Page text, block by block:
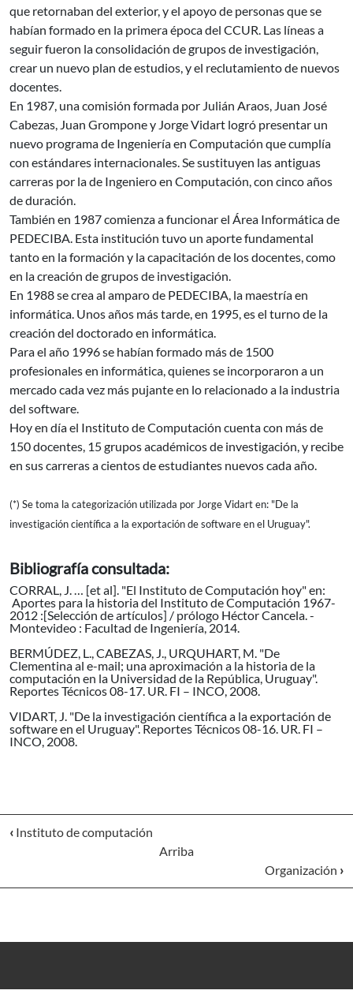
que retornaban del exterior, y el apoyo de personas que se
habían formado en la primera época del CCUR. Las líneas a
seguir fueron la consolidación de grupos de investigación,
crear un nuevo plan de estudios, y el reclutamiento de nuevos
docentes.
En 1987, una comisión formada por Julián Araos, Juan José
Cabezas, Juan Grompone y Jorge Vidart logró presentar un
nuevo programa de Ingeniería en Computación que cumplía
con estándares internacionales. Se sustituyen las antiguas
carreras por la de Ingeniero en Computación, con cinco años
de duración.
También en 1987 comienza a funcionar el Área Informática de
PEDECIBA. Esta institución tuvo un aporte fundamental
tanto en la formación y la capacitación de los docentes, como
en la creación de grupos de investigación.
En 1988 se crea al amparo de PEDECIBA, la maestría en
informática. Unos años más tarde, en 1995, es el turno de la
creación del doctorado en informática.
Para el año 1996 se habían formado más de 1500
profesionales en informática, quienes se incorporaron a un
mercado cada vez más pujante en lo relacionado a la industria
del software.
Hoy en día el Instituto de Computación cuenta con más de
150 docentes, 15 grupos académicos de investigación, y recibe
en sus carreras a cientos de estudiantes nuevos cada año.
(*) Se toma la categorización utilizada por Jorge Vidart en: "De la
investigación científica a la exportación de software en el Uruguay".
Bibliografía consultada:
CORRAL, J. … [et al]. "El Instituto de Computación hoy" en:
Aportes para la historia del Instituto de Computación 1967-
2012 :[Selección de artículos] / prólogo Héctor Cancela. -
Montevideo : Facultad de Ingeniería, 2014.
BERMÚDEZ, L., CABEZAS, J., URQUHART, M. "De
Clementina al e-mail; una aproximación a la historia de la
computación en la Universidad de la República, Uruguay".
Reportes Técnicos 08-17. UR. FI – INCO, 2008.
VIDART, J. "De la investigación científica a la exportación de
software en el Uruguay". Reportes Técnicos 08-16. UR. FI –
INCO, 2008.
‹ Instituto de computación
Arriba
Organización ›